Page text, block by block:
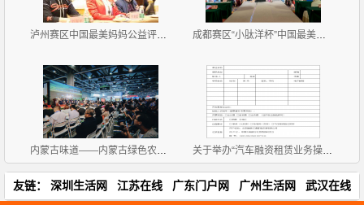
泸州赛区中国最美妈妈公益评选大赛新闻发布会暨首场海 成都赛区“小肽洋杯”中国最美妈妈公益评选大赛首场海
内蒙古味道——内蒙古绿色农畜产品展览交易会 广州开 关于举办“汽车融资租赁业务操作流程、风险控制与 租
友链： 深圳生活网 江苏在线 广东门户网 广州生活网 武汉在线